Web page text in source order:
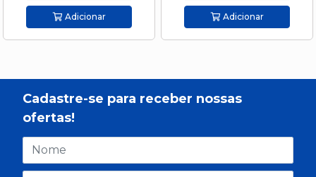
Adicionar Adicionar
Cadastre-se para receber nossas
ofertas!